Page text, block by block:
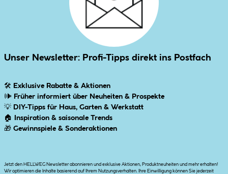
Unser Newsletter: Profi-Tipps direkt ins Postfach
🛠 Exklusive Rabatte & Aktionen
🕪 Früher informiert über Neuheiten & Prospekte
💡 DIY-Tipps für Haus, Garten & Werkstatt
🏠
Inspiration & saisonale Trends
🎁 Gewinnspiele & Sonderaktionen
Jetzt den HELLWEG Newsletter abonnieren und exklusive Aktionen, Produktneuheiten und mehr erhalten!
Wir optimieren die Inhalte basierend auf Ihrem Nutzungsverhalten. Ihre Einwilligung können Sie jederzeit